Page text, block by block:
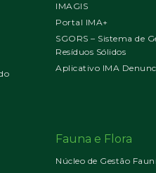
IMAGIS
Portal IMA+
SGORS – Sistema de
Resíduos Sólidos
Aplicativo IMA
Fauna e Flora
Núcleo de Gestão